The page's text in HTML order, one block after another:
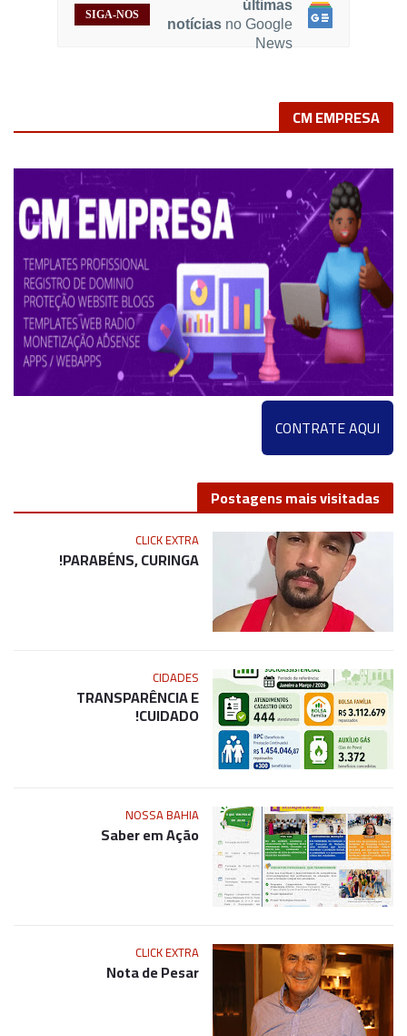
últimas
notíciasno Google
News
SIGA-NOS
CM EMPRESA
CONTRATE AQUI
Postagens mais visitadas
CLICK EXTRA
PARABÉNS, CURINGA!
CIDADES
TRANSPARÊNCIA E
CUIDADO!
NOSSA BAHIA
Saber em Ação
CLICK EXTRA
Nota de Pesar